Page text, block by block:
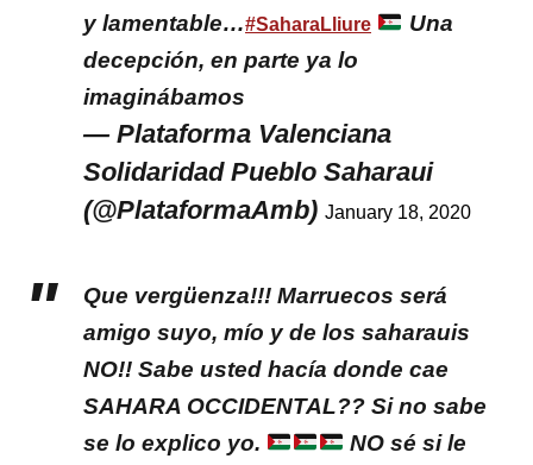
y lamentable…#SaharaLliure
Una
decepción, en parte ya lo
imaginábamos
— Plataforma Valenciana
Solidaridad Pueblo Saharaui
(@PlataformaAmb) January 18, 2020
Que vergüenza!!! Marruecos será
amigo suyo, mío y de los saharauis
NO!! Sabe usted hacía donde cae
SAHARA OCCIDENTAL?? Si no sabe
se lo explico yo.
NO sé si le